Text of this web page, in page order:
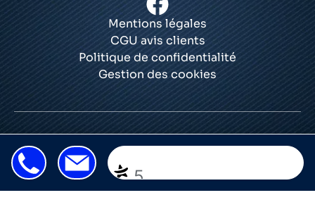
07 43 3* ** **Devis
Contact
5
Mentions légales
CGU avis clients
Politique de confidentialité
Gestion des cookies